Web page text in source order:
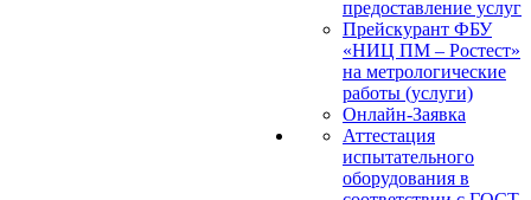
предоставление услуг
Прейскурант ФБУ
«НИЦ ПМ – Ростест»
на метрологические
работы (услуги)
Онлайн-Заявка
Аттестация
испытательного
оборудования в